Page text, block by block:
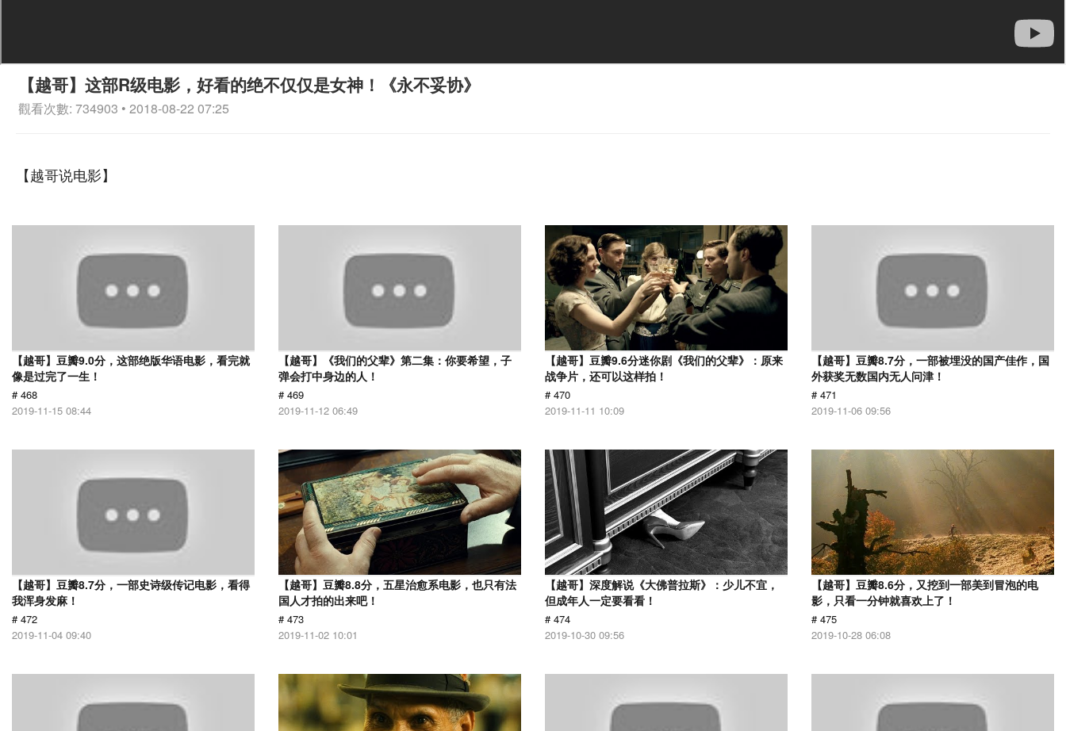
【越哥】这部R级电影，好看的绝不仅仅是女神！《永不妥协》
觀看次數: 734903 • 2018-08-22 07:25
【越哥说电影】
【越哥】豆瓣9.0分，这部绝版华语电影，看完就
像是过完了一生！
# 468
2019-11-15 08:44
【越哥】《我们的父辈》第二集：你要希望，子
弹会打中身边的人！
# 469
2019-11-12 06:49
【越哥】豆瓣9.6分迷你剧《我们的父辈》：原来
战争片，还可以这样拍！
# 470
2019-11-11 10:09
【越哥】豆瓣8.7分，一部被埋没的国产佳作，国
外获奖无数国内无人问津！
# 471
2019-11-06 09:56
【越哥】豆瓣8.7分，一部史诗级传记电影，看得
我浑身发麻！
# 472
2019-11-04 09:40
【越哥】豆瓣8.8分，五星治愈系电影，也只有法
国人才拍的出来吧！
# 473
2019-11-02 10:01
【越哥】深度解说《大佛普拉斯》：少儿不宜，
但成年人一定要看看！
# 474
2019-10-30 09:56
【越哥】豆瓣8.6分，又挖到一部美到冒泡的电
影，只看一分钟就喜欢上了！
# 475
2019-10-28 06:08